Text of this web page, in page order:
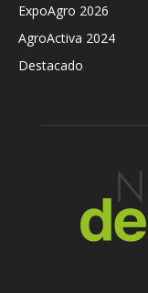
ExpoAgro 2026
AgroActiva 2024
Destacado